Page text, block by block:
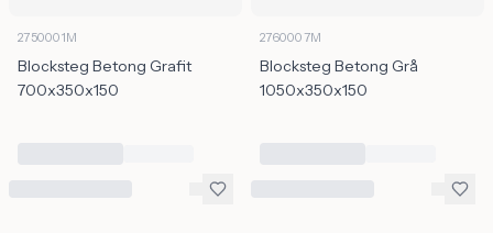
2750001M
Blocksteg Betong Grafit
700x350x150
2760007M
Blocksteg Betong Grå
1050x350x150